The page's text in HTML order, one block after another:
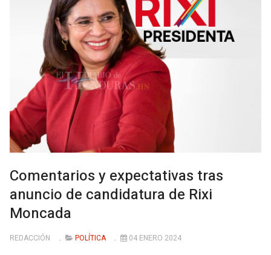
Comentarios y expectativas tras
anuncio de candidatura de Rixi
Moncada
REDACCIÓN POLÍTICA 04 ENERO 2024